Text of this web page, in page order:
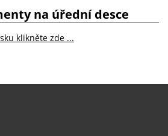
na úřední desce
klikněte zde ...